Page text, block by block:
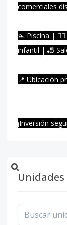
comerciales
🏊 Piscina |
infantil | 🎳
📍 Ubicación
¡Inversión
Unidades